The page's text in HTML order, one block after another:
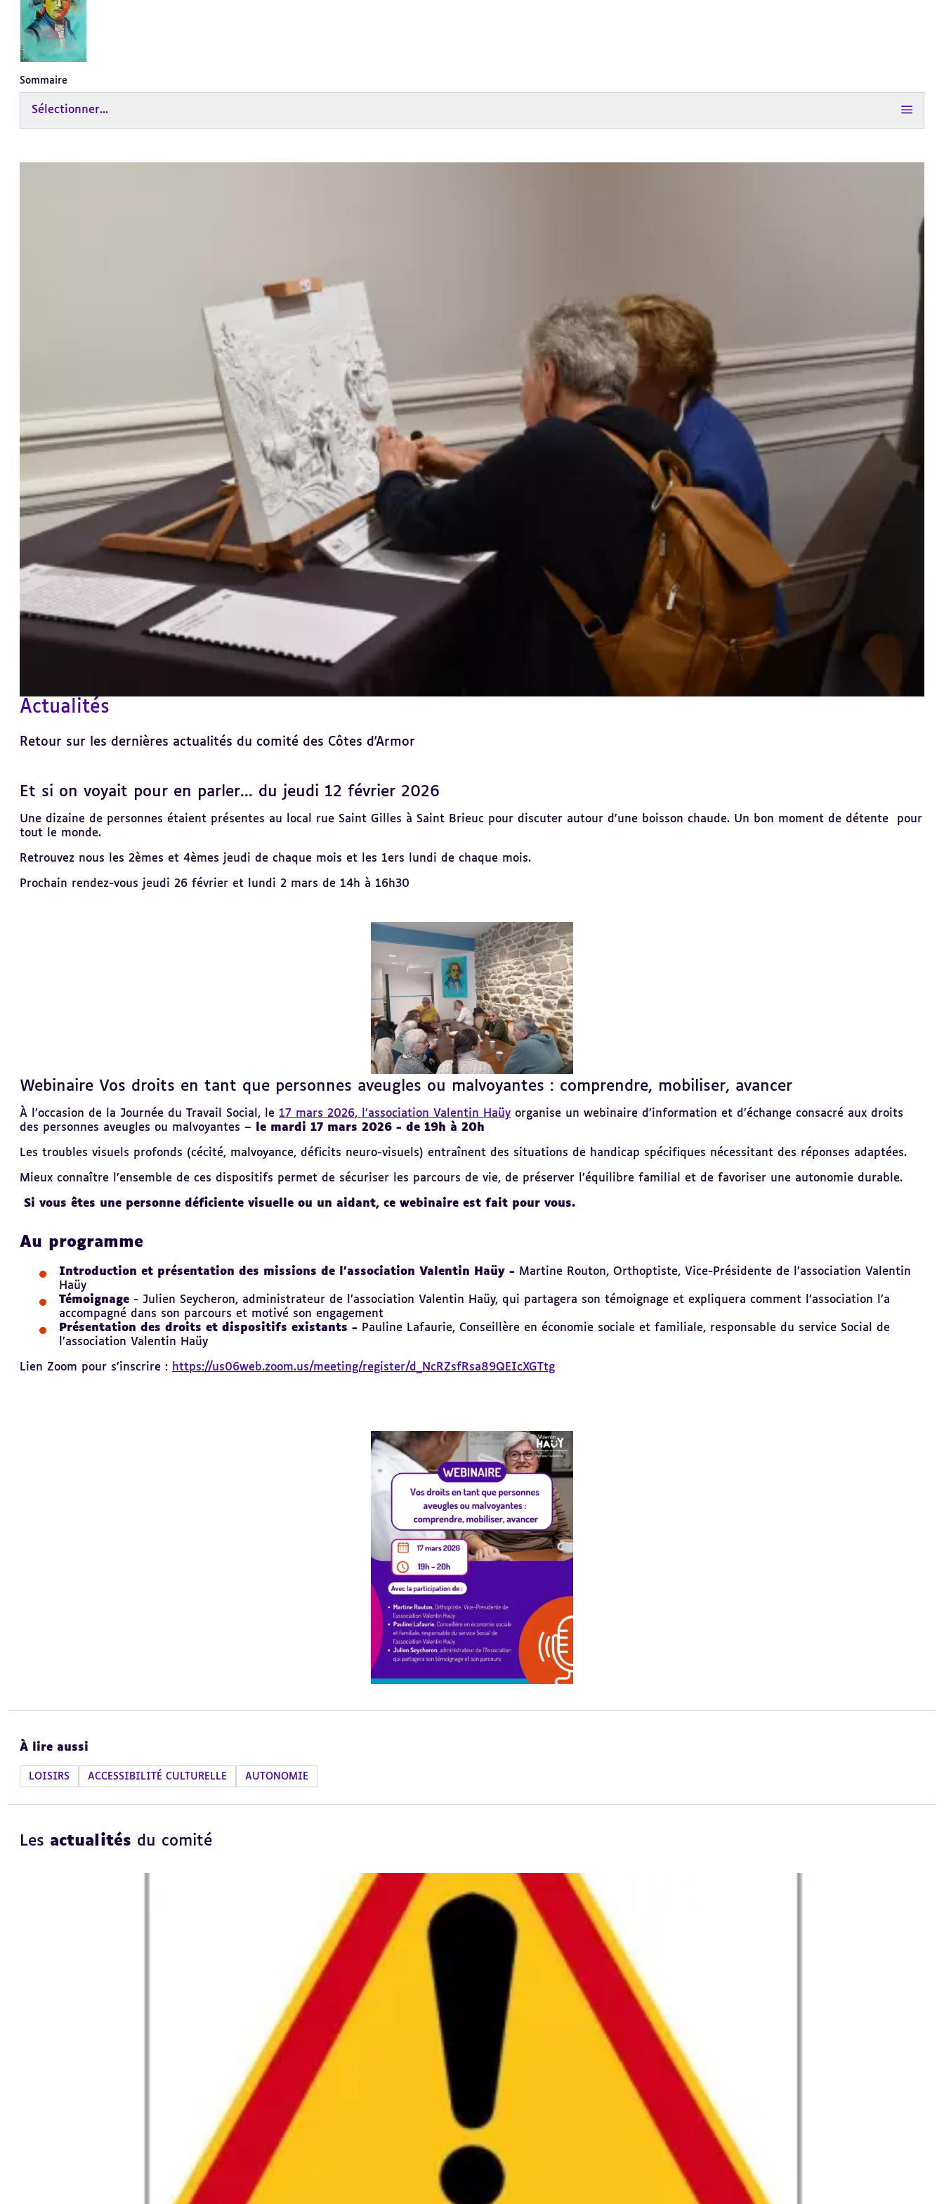
Sommaire
Sélectionner...
Actualités
Retour sur les dernières actualités du comité des Côtes d'Armor
Et si on voyait pour en parler... du jeudi 12 février 2026
Une dizaine de personnes étaient présentes au local rue Saint Gilles à Saint Brieuc pour discuter autour d'une boisson chaude. Un bon moment de détente pour
tout le monde.
Retrouvez nous les 2èmes et 4èmes jeudi de chaque mois et les 1ers lundi de chaque mois.
Prochain rendez-vous jeudi 26 février et lundi 2 mars de 14h à 16h30
Revenir
sommaire
Webinaire Vos droits en tant que personnes aveugles ou malvoyantes : comprendre, mobiliser, avancer
À l’occasion de la Journée du Travail Social, le 17 mars 2026, l’association Valentin Haüy organise un webinaire d’information et d’échange consacré aux droits
des personnes aveugles ou malvoyantes –
le mardi 17 mars 2026 - de 19h à 20h
Les troubles visuels profonds (cécité, malvoyance, déficits neuro-visuels) entraînent des situations de handicap spécifiques nécessitant des réponses adaptées.
Mieux connaître l’ensemble de ces dispositifs permet de sécuriser les parcours de vie, de préserver l’équilibre familial et de favoriser une autonomie durable.
Si vous êtes une personne déficiente visuelle ou un aidant, ce webinaire est fait pour vous.
Au programme
Introduction et présentation des missions de l’association Valentin Haüy - Martine Routon, Orthoptiste, Vice-Présidente de l’association Valentin
Haüy
Témoignage - Julien Seycheron, administrateur de l’association Valentin Haüy, qui partagera son témoignage et expliquera comment l’association l’a
accompagné dans son parcours et motivé son engagement
Présentation des droits et dispositifs existants - Pauline Lafaurie, Conseillère en économie sociale et familiale, responsable du service Social de
l’association Valentin Haüy
Lien Zoom pour s’inscrire : https://us06web.zoom.us/meeting/register/d_NcRZsfRsa89QEIcXGTtg
Revenir
sommaire
À lire aussi
LOISIRS ACCESSIBILITÉ CULTURELLE AUTONOMIE
Les actualités du comité